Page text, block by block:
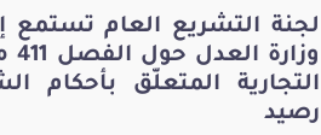
لجنة التشريع العام تستمع
التجارية المتعلّق بأحكام
رصيد